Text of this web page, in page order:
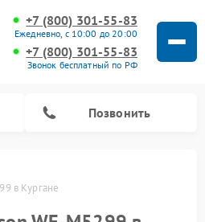
+7 (800) 301-55-83
Ежедневно, с 10:00 до 20:00
+7 (800) 301-55-83
Звонок бесплатный по РФ
Позвонить
в Кургане